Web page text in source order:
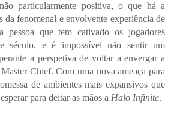
particularmente positiva, o que há a
da fenomenal e envolvente experiência de
pessoa que tem cativado os jogadores
século, e é impossível não sentir um
a perspetiva de voltar a envergar a
Chief. Com uma nova ameaça para
de ambientes mais expansivos que
para deitar as mãos a Halo Infinite.